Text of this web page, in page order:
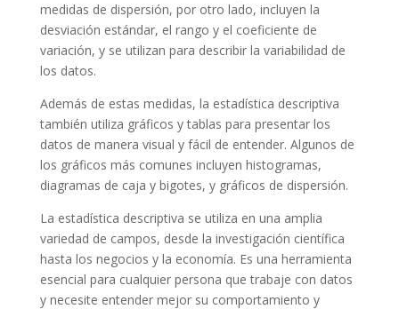
medidas de dispersión, por otro lado, incluyen la
desviación estándar, el rango y el coeficiente de
variación, y se utilizan para describir la variabilidad de
los datos.
Además de estas medidas, la estadística descriptiva
también utiliza gráficos y tablas para presentar los
datos de manera visual y fácil de entender. Algunos de
los gráficos más comunes incluyen histogramas,
diagramas de caja y bigotes, y gráficos de dispersión.
La estadística descriptiva se utiliza en una amplia
variedad de campos, desde la investigación científica
hasta los negocios y la economía. Es una herramienta
esencial para cualquier persona que trabaje con datos
y necesite entender mejor su comportamiento y